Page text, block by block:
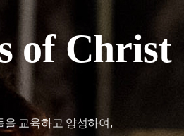
of Christ
을 교육하고 양성하여,